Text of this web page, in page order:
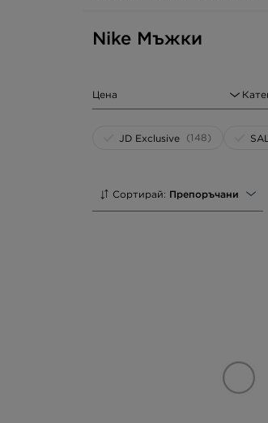
Nike Мъжки
Цена
JD Exclusive (148)
Сортирай: Препоръчани